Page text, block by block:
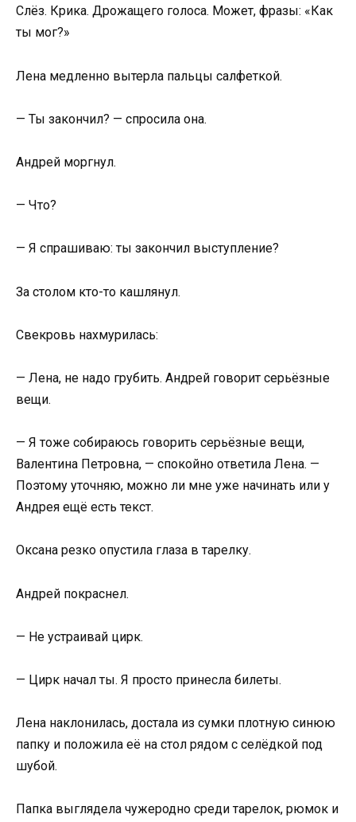
Слёз. Крика. Дрожащего голоса. Может, фразы: «Как
ты мог?»
Лена медленно вытерла пальцы салфеткой.
— Ты закончил? — спросила она.
Андрей моргнул.
— Что?
— Я спрашиваю: ты закончил выступление?
За столом кто-то кашлянул.
Свекровь нахмурилась:
— Лена, не надо грубить. Андрей говорит серьёзные
вещи.
— Я тоже собираюсь говорить серьёзные вещи,
Валентина Петровна, — спокойно ответила Лена. —
Поэтому уточняю, можно ли мне уже начинать или у
Андрея ещё есть текст.
Оксана резко опустила глаза в тарелку.
Андрей покраснел.
— Не устраивай цирк.
— Цирк начал ты. Я просто принесла билеты.
Лена наклонилась, достала из сумки плотную синюю
папку и положила её на стол рядом с селёдкой под
шубой.
Папка выглядела чужеродно среди тарелок, рюмок и